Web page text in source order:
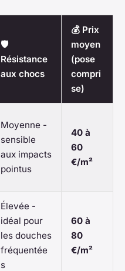
🛡️
Résistance
aux chocs
💰 Prix
moyen
(pose
compri
se)
Moyenne -
sensible
aux impacts
pointus
40 à
60
€/m²
Élevée -
idéal pour
les douches
fréquentée
s
60 à
80
€/m²